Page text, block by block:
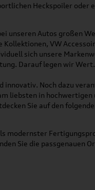
Heckspoiler oder
Autos großen
VW
sich unsere
Darauf legen wir
innovativ. Noch dazu
liebsten in
Sie auf den
modernster
Sie die passgenauen